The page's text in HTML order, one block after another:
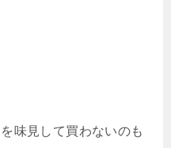
味見して買わないのも